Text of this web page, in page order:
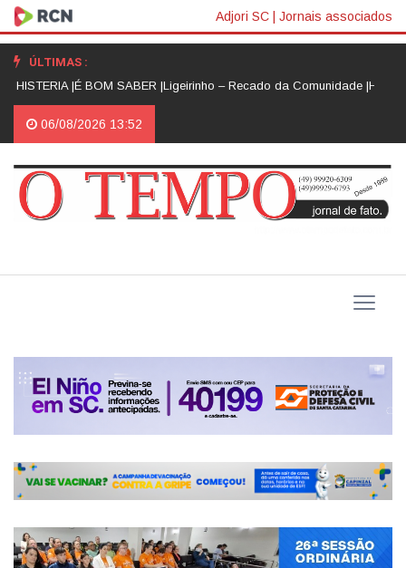
Adjori SC | Jornais associados
ÚLTIMAS :
HISTERIA |É BOM SABER |​Ligeirinho – Recado da Comunidade |
06/08/2026 13:52